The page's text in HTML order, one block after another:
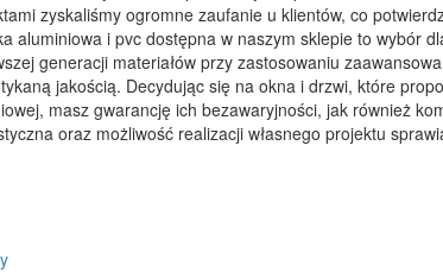
zyskaliśmy ogromne zaufanie u klientów, co
aluminiowa i pvc dostępna w naszym sklepie to wybór
generacji materiałów przy zastosowaniu
jakością. Decydując się na okna i drzwi, które
masz gwarancję ich bezawaryjności, jak również
oraz możliwość realizacji własnego projektu